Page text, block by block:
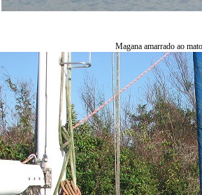
Magana amarrado ao